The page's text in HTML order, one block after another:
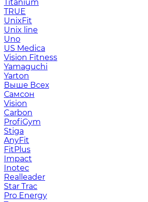
Titanium
TRUE
UnixFit
Unix line
Uno
US Medica
Vision Fitness
Yamaguchi
Yarton
Выше Всех
Самсон
Vision
Carbon
ProfiGym
Stiga
AnyFit
FitPlus
Impact
Inotec
Realleader
Star Trac
Pro Energy